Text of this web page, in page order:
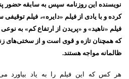
نویسنده این روزنامه سپس به سابقه حضور
کرده و با یادی از فیلم «دایره»، فیلم
فیلم «ناهید» و «پریدن از ارتفاع کم» به
که همچنان تازه و قوی است و از سختی‌های
ظالمانه مواجه هستند.
هر کس که این فیلم را به یاد بیاورد